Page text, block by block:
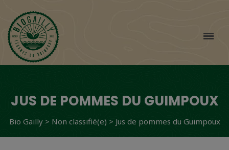
JUS DE POMMES DU GUIMPOUX
Bio Gailly> Non classifié(e) > Jus de pommes du Guimpoux